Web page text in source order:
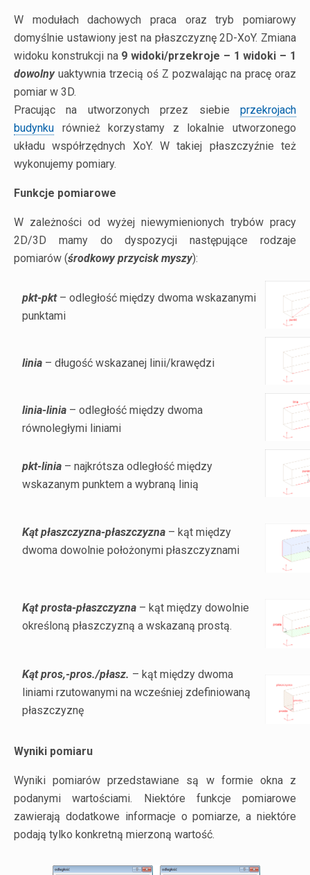
W modułach dachowych praca oraz tryb pomiarowy
domyślnie ustawiony jest na płaszczyznę 2D-XoY. Zmiana
widoku konstrukcji na 9 widoki/przekroje – 1 widoki – 1
dowolnyuaktywnia trzecią oś Z pozwalając na pracę oraz
pomiar w 3D.
Pracując na utworzonych przez siebie przekrojach
budynku również korzystamy z lokalnie utworzonego
układu współrzędnych XoY. W takiej płaszczyźnie też
wykonujemy pomiary.
Funkcje pomiarowe
W zależności od wyżej niewymienionych trybów pracy
2D/3D mamy do dyspozycji następujące rodzaje
pomiarów (środkowy przycisk myszy):
pkt-pkt – odległość między dwoma wskazanymi
punktami
linia – długość wskazanej linii/krawędzi
linia-linia – odległość między dwoma
równoległymi liniami
pkt-linia – najkrótsza odległość między
wskazanym punktem a wybraną linią
Kąt płaszczyzna-płaszczyzna – kąt między
dwoma dowolnie położonymi płaszczyznami
Kąt prosta-płaszczyzna – kąt między dowolnie
określoną płaszczyzną a wskazaną prostą.
Kąt pros,-pros./płasz. – kąt między dwoma
liniami rzutowanymi na wcześniej zdefiniowaną
płaszczyznę
Wyniki pomiaru
Wyniki pomiarów przedstawiane są w formie okna z
podanymi wartościami. Niektóre funkcje pomiarowe
zawierają dodatkowe informacje o pomiarze, a niektóre
podają tylko konkretną mierzoną wartość.